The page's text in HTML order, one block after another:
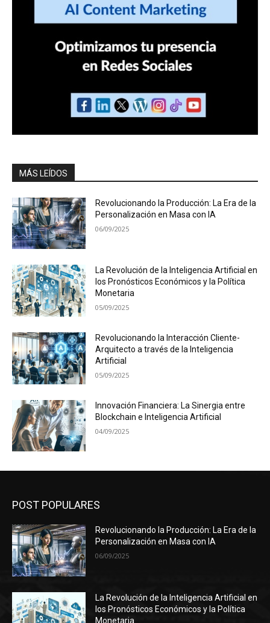
MÁS LEÍDOS
Revolucionando la Producción: La Era de la
Personalización en Masa con IA
06/09/2025
La Revolución de la Inteligencia Artificial en
los Pronósticos Económicos y la Política
Monetaria
05/09/2025
Revolucionando la Interacción Cliente-
Arquitecto a través de la Inteligencia
Artificial
05/09/2025
Innovación Financiera: La Sinergia entre
Blockchain e Inteligencia Artificial
04/09/2025
POST POPULARES
Revolucionando la Producción: La Era de la
Personalización en Masa con IA
06/09/2025
La Revolución de la Inteligencia Artificial en
los Pronósticos Económicos y la Política
Monetaria